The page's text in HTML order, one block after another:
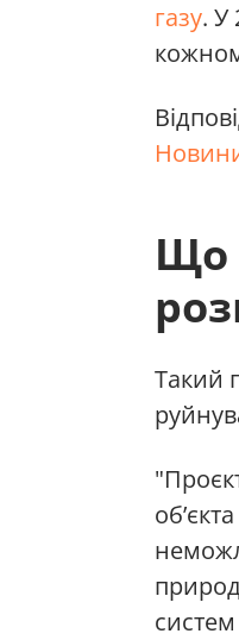
газу. У
Що
Такий